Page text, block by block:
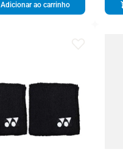
Adicionar ao carrinho